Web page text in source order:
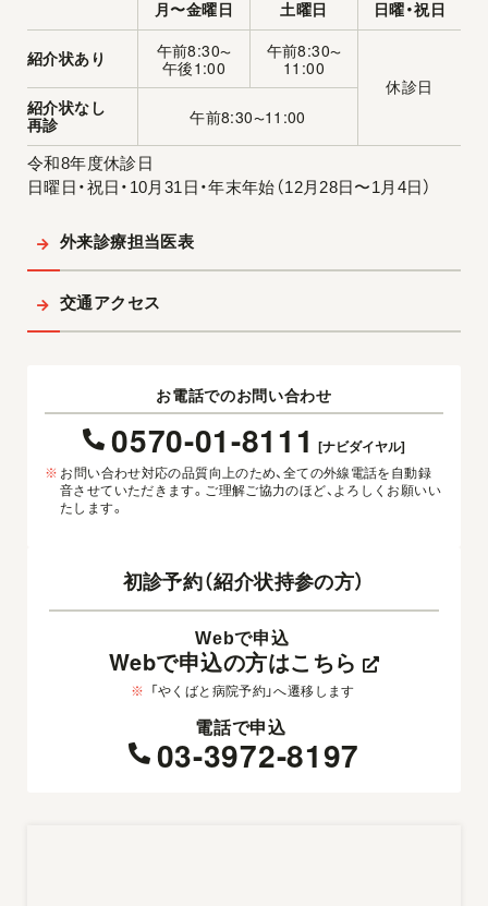
月〜金曜日 土曜日 日曜・祝日
紹介状あり 午前8:30〜
午後1:00
午前8:30〜
11:00
休診日
紹介状なし
再診
午前8:30〜11:00
令和8年度休診日
日曜日・祝日・10月31日・年末年始（12月28日〜1月4日）
外来診療担当医表
交通アクセス
お電話でのお問い合わせ
0570-01-8111 [ナビダイヤル]
※ お問い合わせ対応の品質向上のため、全ての外線電話を自動録
音させていただきます。ご理解ご協力のほど、よろしくお願いい
たします。
初診予約（紹介状持参の方）
Webで申込
Webで申込の方はこちら
※ 「やくばと病院予約」へ遷移します
電話で申込
03-3972-8197